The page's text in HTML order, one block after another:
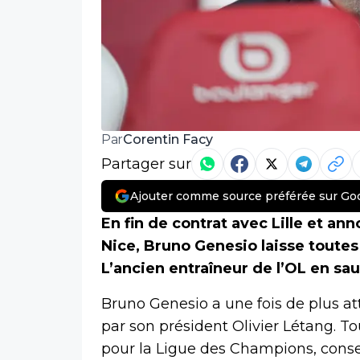
ParCorentin Facy
Partager sur
Ajouter comme source préférée sur
En fin de contrat avec Lille et
Nice, Bruno Genesio laisse
L’ancien entraîneur de l’OL en
Bruno Genesio a une fois de plus
par son président Olivier Létang.
pour la Ligue des Champions,